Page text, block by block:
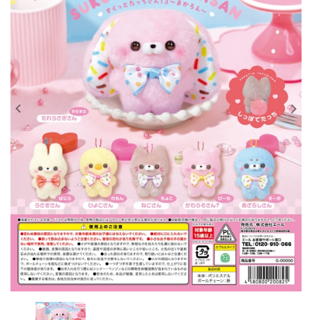
カプセルトイマシン本体
カプセルトイ
販促用空カプセル
レンタル
景品・玩具・文具
販促用カプセルトイ
よくあるご質問